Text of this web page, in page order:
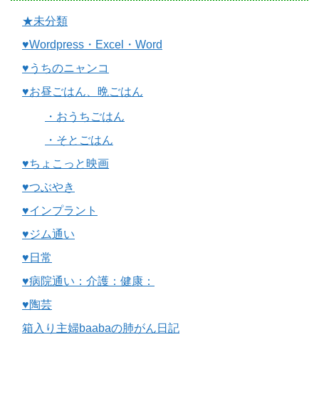
★未分類
♥Wordpress・Excel・Word
♥うちのニャンコ
♥お昼ごはん、晩ごはん
・おうちごはん
・そとごはん
♥ちょこっと映画
♥つぶやき
♥インプラント
♥ジム通い
♥日常
♥病院通い：介護：健康：
♥陶芸
箱入り主婦baabaの肺がん日記